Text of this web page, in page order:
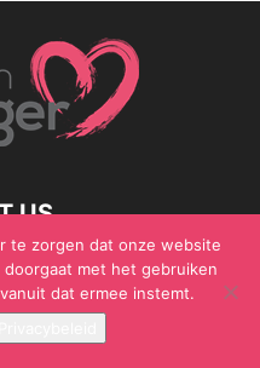
US
te zorgen dat onze website
met het gebruiken
dat ermee instemt.